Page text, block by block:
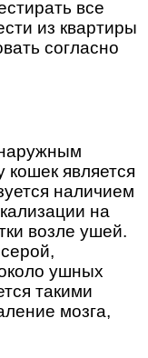
все
из квартиры
согласно
является
наличием
на
возле ушей.
ушных
такими
мозга,